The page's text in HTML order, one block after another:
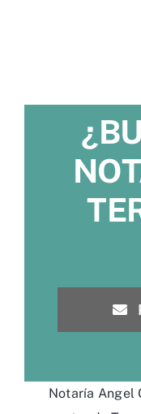
Notaría Angel